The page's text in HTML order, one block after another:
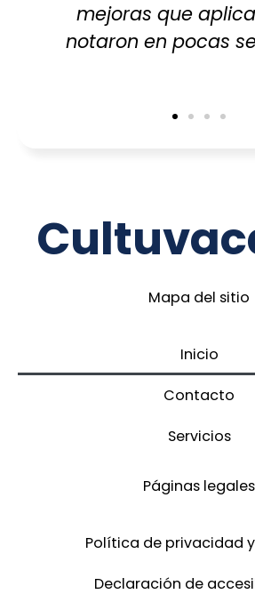
Mapa del sitio
Inicio
Contacto
Servicios
Páginas legales
Política de privacidad
Declaración de